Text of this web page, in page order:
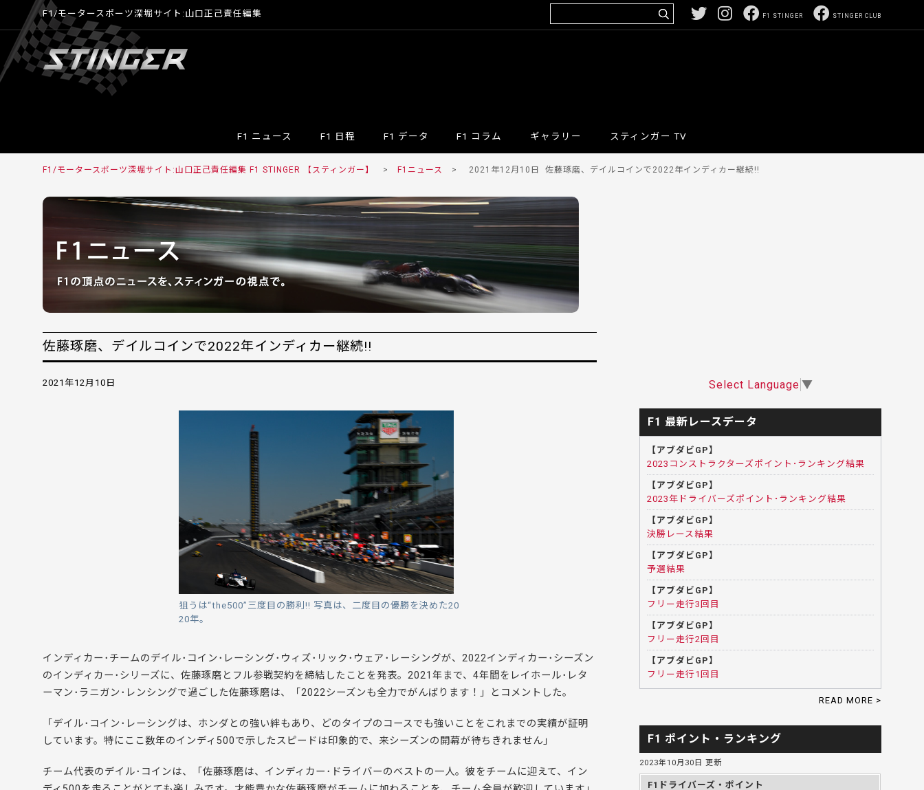
F1/モータースポーツ深堀サイト:山口正己責任編集 STINGER CLUB
F1 STINGER
F1 ニュース F1 日程 F1 データ F1 コラム ギャラリー スティンガー TV
F1/モータースポーツ深堀サイト:山口正己責任編集 F1 STINGER 【スティンガー】 > F1ニュース > 2021年12月10日 佐藤琢磨、デイルコインで2022年インディカー継続!!
佐藤琢磨、デイルコインで2022年インディカー継続!!
2021年12月10日
狙うは“the500”三度目の勝利!! 写真は、二度目の優勝を決めた20
20年。
インディカー･チームのデイル･コイン･レーシング･ウィズ･リック･ウェア･レーシングが、2022インディカー･シーズン
のインディカー･シリーズに、佐藤琢磨とフル参戦契約を締結したことを発表。2021年まで、4年間をレイホール･レタ
ーマン･ラニガン･レンシングで過ごした佐藤琢磨は、「2022シーズンも全力でがんばります！」とコメントした。
「デイル･コイン･レーシングは、ホンダとの強い絆もあり、どのタイプのコースでも強いことをこれまでの実績が証明
しています。特にここ数年のインディ500で示したスピードは印象的で、来シーズンの開幕が待ちきれません」
チーム代表のデイル･コインは、「佐藤琢磨は、インディカー･ドライバーのベストの一人。彼をチームに迎えて、イン
Select Language ▼
F1 最新レースデータ
【アブダビGP】
2023コンストラクターズポイント･ランキング結果
【アブダビGP】
2023年ドライバーズポイント･ランキング結果
【アブダビGP】
決勝レース結果
【アブダビGP】
予選結果
【アブダビGP】
フリー走行3回目
【アブダビGP】
フリー走行2回目
【アブダビGP】
フリー走行1回目
READ MORE >
F1 ポイント・ランキング
2023年10月30日 更新
F1ドライバーズ・ポイント